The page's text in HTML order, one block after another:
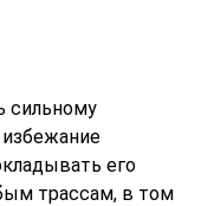
сильному
его
трассам, в том